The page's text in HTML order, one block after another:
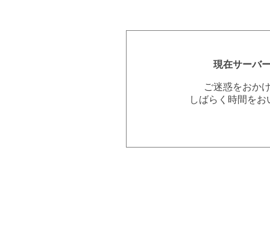
現在サーバ
ご迷惑をおか
しばらく時間を